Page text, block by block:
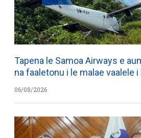
Tapena le Samoa Airways e
na faaletonu i le malae vaalele i
06/08/2026